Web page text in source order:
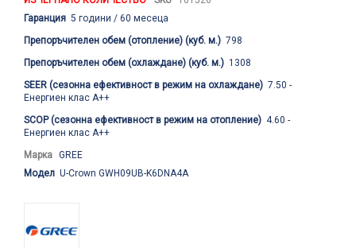
Гаранция 5 години / 60 месеца
Препоръчителен обем (отопление) (куб. м.) 798
Препоръчителен обем (охлаждане) (куб. м.) 1308
SEER (сезонна ефективност в режим на охлаждане) 7.50 -
Енергиен клас A++
SCOP (сезонна ефективност в режим на отопление) 4.60 -
Енергиен клас A++
Марка GREE
Модел U-Crown GWH09UB-K6DNA4A